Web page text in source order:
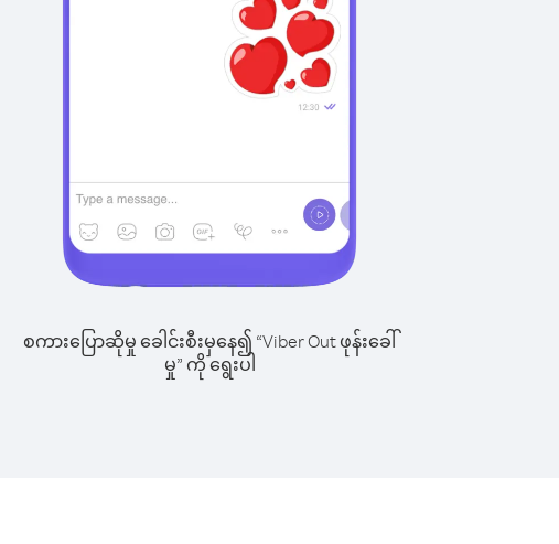
စကားပြောဆိုမှု ခေါင်းစီးမှနေ၍ “Viber Out ဖုန်းခေါ်
မှု” ကို ရွေးပါ